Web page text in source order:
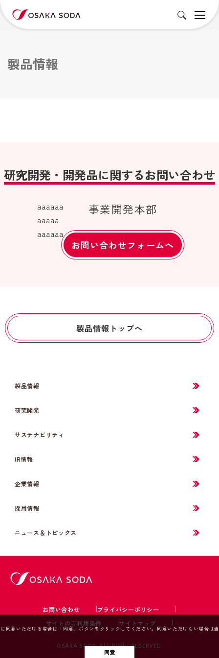
製品情報
研究開発・開発品に関するお問い合わせ
aaaaaa
aaaaa
aaaaaa
事業開発本部
お問い合わせフォームへ
製品情報トップへ
同意いただける場合は「同意」ボタンをクリックしてください。同意いただけない場合
同意
製品情報
研究開発
サステナビリティ
IR情報
企業情報
採用情報
ニュース＆トピックス
お問い合わせ
プライバシーポリシー
サイトのご利用条件
サイトマップ
OSAKA SODA. ALL RIGHT RESERVED.